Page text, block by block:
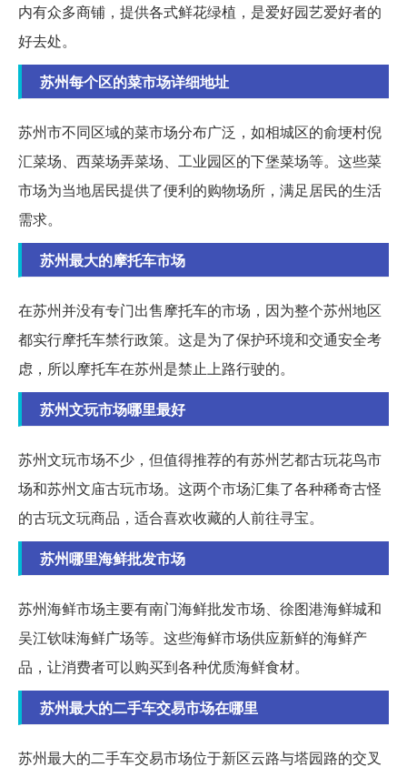
内有众多商铺，提供各式鲜花绿植，是爱好园艺爱好者的
好去处。
苏州每个区的菜市场详细地址
苏州市不同区域的菜市场分布广泛，如相城区的俞埂村倪
汇菜场、西菜场弄菜场、工业园区的下堡菜场等。这些菜
市场为当地居民提供了便利的购物场所，满足居民的生活
需求。
苏州最大的摩托车市场
在苏州并没有专门出售摩托车的市场，因为整个苏州地区
都实行摩托车禁行政策。这是为了保护环境和交通安全考
虑，所以摩托车在苏州是禁止上路行驶的。
苏州文玩市场哪里最好
苏州文玩市场不少，但值得推荐的有苏州艺都古玩花鸟市
场和苏州文庙古玩市场。这两个市场汇集了各种稀奇古怪
的古玩文玩商品，适合喜欢收藏的人前往寻宝。
苏州哪里海鲜批发市场
苏州海鲜市场主要有南门海鲜批发市场、徐图港海鲜城和
吴江钦味海鲜广场等。这些海鲜市场供应新鲜的海鲜产
品，让消费者可以购买到各种优质海鲜食材。
苏州最大的二手车交易市场在哪里
苏州最大的二手车交易市场位于新区云路与塔园路的交叉